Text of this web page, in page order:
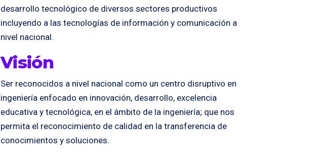
desarrollo tecnológico de diversos sectores productivos
incluyendo a las tecnologías de información y comunicación a
nivel nacional.
Visión
Ser reconocidos a nivel nacional como un centro disruptivo en
ingeniería enfocado en innovación, desarrollo, excelencia
educativa y tecnológica, en el ámbito de la ingeniería; que nos
permita el reconocimiento de calidad en la transferencia de
conocimientos y soluciones.